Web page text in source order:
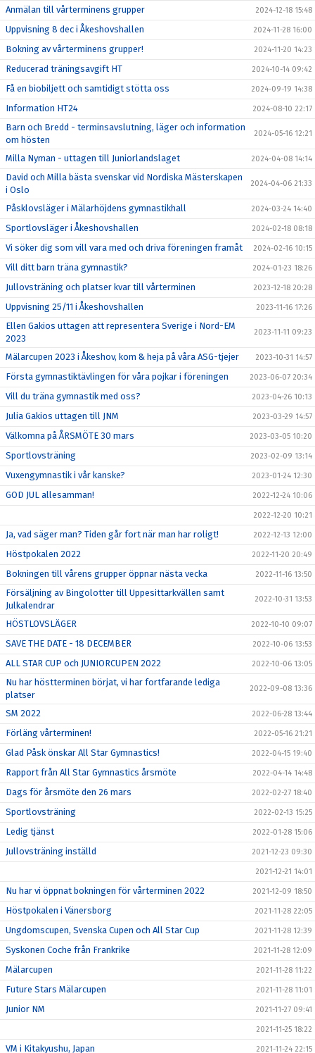
Anmälan till vårterminens grupper 2024-12-18 15:48
Uppvisning 8 dec i Åkeshovshallen 2024-11-28 16:00
Bokning av vårterminens grupper! 2024-11-20 14:23
Reducerad träningsavgift HT 2024-10-14 09:42
Få en biobiljett och samtidigt stötta oss 2024-09-19 14:38
Information HT24 2024-08-10 22:17
Barn och Bredd - terminsavslutning, läger och information
om hösten
2024-05-16 12:21
Milla Nyman - uttagen till Juniorlandslaget 2024-04-08 14:14
David och Milla bästa svenskar vid Nordiska Mästerskapen
i Oslo
2024-04-06 21:33
Påsklovsläger i Mälarhöjdens gymnastikhall 2024-03-24 14:40
Sportlovsläger i Åkeshovshallen 2024-02-18 08:18
Vi söker dig som vill vara med och driva föreningen framåt 2024-02-16 10:15
Vill ditt barn träna gymnastik? 2024-01-23 18:26
Jullovsträning och platser kvar till vårterminen 2023-12-18 20:28
Uppvisning 25/11 i Åkeshovshallen 2023-11-16 17:26
Ellen Gakios uttagen att representera Sverige i Nord-EM
2023
2023-11-11 09:23
Mälarcupen 2023 i Åkeshov, kom & heja på våra ASG-tjejer 2023-10-31 14:57
Första gymnastiktävlingen för våra pojkar i föreningen 2023-06-07 20:34
Vill du träna gymnastik med oss? 2023-04-26 10:13
Julia Gakios uttagen till JNM 2023-03-29 14:57
Välkomna på ÅRSMÖTE 30 mars 2023-03-05 10:20
Sportlovsträning 2023-02-09 13:14
Vuxengymnastik i vår kanske? 2023-01-24 12:30
GOD JUL allesamman! 2022-12-24 10:06
2022-12-20 10:21
Ja, vad säger man? Tiden går fort när man har roligt! 2022-12-13 12:00
Höstpokalen 2022 2022-11-20 20:49
Bokningen till vårens grupper öppnar nästa vecka 2022-11-16 13:50
Försäljning av Bingolotter till Uppesittarkvällen samt
Julkalendrar
2022-10-31 13:53
HÖSTLOVSLÄGER 2022-10-10 09:07
SAVE THE DATE - 18 DECEMBER 2022-10-06 13:53
ALL STAR CUP och JUNIORCUPEN 2022 2022-10-06 13:05
Nu har höstterminen börjat, vi har fortfarande lediga
platser
2022-09-08 13:36
SM 2022 2022-06-28 13:44
Förläng vårterminen! 2022-05-16 21:21
Glad Påsk önskar All Star Gymnastics! 2022-04-15 19:40
Rapport från All Star Gymnastics årsmöte 2022-04-14 14:48
Dags för årsmöte den 26 mars 2022-02-27 18:40
Sportlovsträning 2022-02-13 15:25
Ledig tjänst 2022-01-28 15:06
Jullovsträning inställd 2021-12-23 09:30
2021-12-21 14:01
Nu har vi öppnat bokningen för vårterminen 2022 2021-12-09 18:50
Höstpokalen i Vänersborg 2021-11-28 22:05
Ungdomscupen, Svenska Cupen och All Star Cup 2021-11-28 12:39
Syskonen Coche från Frankrike 2021-11-28 12:09
Mälarcupen 2021-11-28 11:22
Future Stars Mälarcupen 2021-11-28 11:01
Junior NM 2021-11-27 09:41
2021-11-25 18:22
VM i Kitakyushu, Japan 2021-11-24 22:15